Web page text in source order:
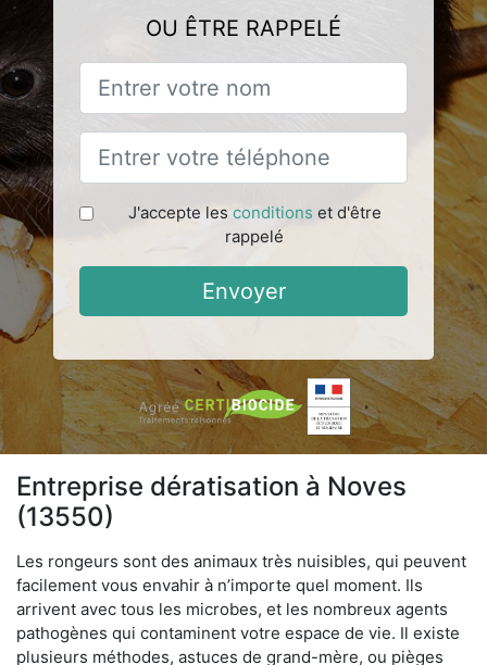
OU ÊTRE RAPPELÉ
J'accepte les conditions et d'être
rappelé
Envoyer
Entreprise dératisation à Noves
(13550)
Les rongeurs sont des animaux très nuisibles, qui peuvent
facilement vous envahir à n’importe quel moment. Ils
arrivent avec tous les microbes, et les nombreux agents
pathogènes qui contaminent votre espace de vie. Il existe
plusieurs méthodes, astuces de grand-mère, ou pièges